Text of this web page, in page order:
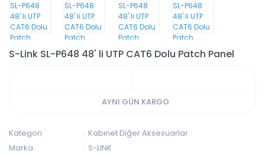
S-Link SL-P648 48' li UTP CAT6 Dolu Patch Panel
AYNI GÜN KARGO
Kategori
Kabinet Diğer Aksesuarlar
Marka
S-LINK